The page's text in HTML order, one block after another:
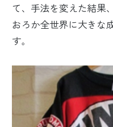
て、手法を変えた結果
おろか全世界に大きな
す。